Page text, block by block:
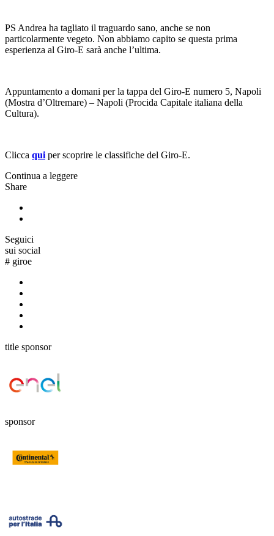
PS Andrea ha tagliato il traguardo sano, anche se non
particolarmente vegeto. Non abbiamo capito se questa prima
esperienza al Giro-E sarà anche l’ultima.
Appuntamento a domani per la tappa del Giro-E numero 5, Napoli
(Mostra d’Oltremare) – Napoli (Procida Capitale italiana della
Cultura).
Clicca qui per scoprire le classifiche del Giro-E.
Continua a leggere
Share
Seguici
sui social
# giroe
title sponsor
sponsor